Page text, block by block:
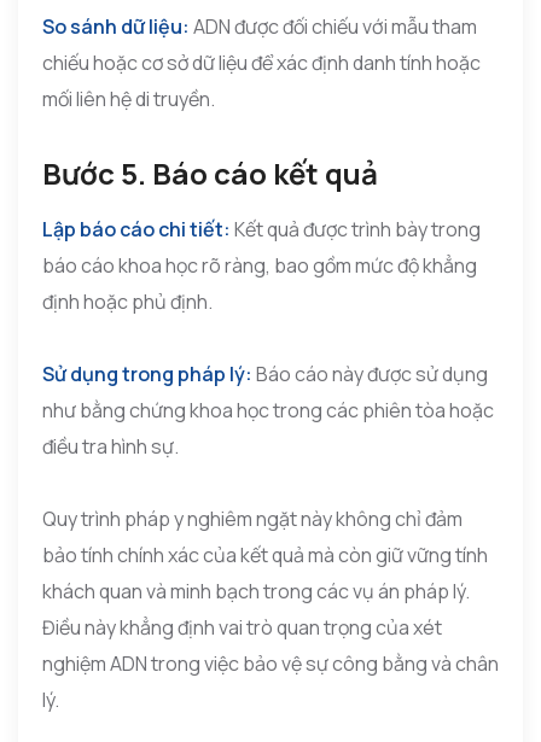
So sánh dữ liệu: ADN được đối chiếu với mẫu tham
chiếu hoặc cơ sở dữ liệu để xác định danh tính hoặc
mối liên hệ di truyền.
Bước 5. Báo cáo kết quả
Lập báo cáo chi tiết: Kết quả được trình bày trong
báo cáo khoa học rõ ràng, bao gồm mức độ khẳng
định hoặc phủ định.
Sử dụng trong pháp lý: Báo cáo này được sử dụng
như bằng chứng khoa học trong các phiên tòa hoặc
điều tra hình sự.
Quy trình pháp y nghiêm ngặt này không chỉ đảm
bảo tính chính xác của kết quả mà còn giữ vững tính
khách quan và minh bạch trong các vụ án pháp lý.
Điều này khẳng định vai trò quan trọng của xét
nghiệm ADN trong việc bảo vệ sự công bằng và chân
lý.